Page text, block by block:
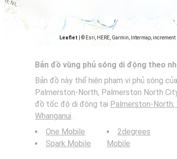
Leaflet © Esri, HERE, Garmin, Intermap, increment
Bản đồ vùng phủ sóng di động theo
Bản đồ này thể hiện phạm vi phủ sóng
Palmerston-North, Palmerston North
đồ tốc độ di động tại Palmerston-North,
Whanganui .
One Mobile
Spark Mobile
2degrees
Mobile